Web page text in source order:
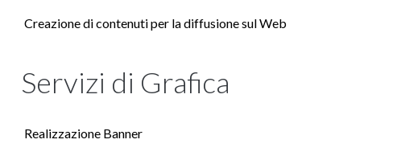
Creazione di contenuti per la diffusione sul Web
Servizi di Grafica
Realizzazione Banner